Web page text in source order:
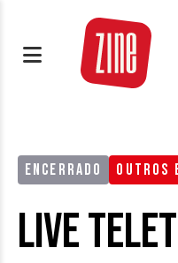
ENCERRADO OUTROS
Live